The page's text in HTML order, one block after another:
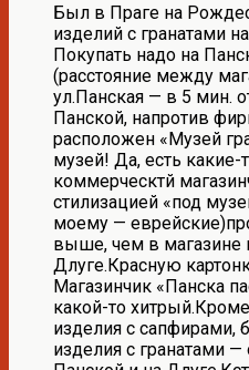
Был в Праге на
изделий с гранатами
Покупать надо на
(расстояние между
ул.Панская — в 5 мин.
Панской, напротив
расположен «Музей
музей! Да, есть какие-
коммерческтй
стилизацией «под
моему —
выше, чем в магазине
Длуге.Красную
Магазинчик «Панска
какой-то
изделия с сапфирами,
изделия с гранатами